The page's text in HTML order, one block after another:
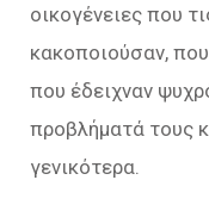
οικογένειες που
κακοποιούσαν,
που έδειχναν
προβλήματά τους
γενικότερα.